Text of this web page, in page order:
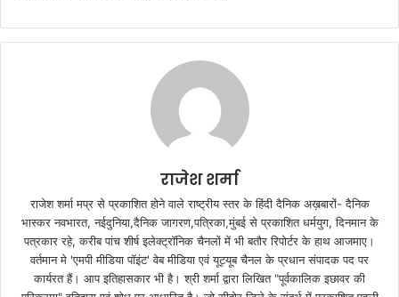
राजेश शर्मा
राजेश शर्मा मप्र से प्रकाशित होने वाले राष्ट्रीय स्तर के हिंदी दैनिक अख़बारों- दैनिक
भास्कर नवभारत, नईदुनिया,दैनिक जागरण,पत्रिका,मुंबई से प्रकाशित धर्मयुग, दिनमान के
पत्रकार रहे, करीब पांच शीर्ष इलेक्ट्रॉनिक चैनलों में भी बतौर रिपोर्टर के हाथ आजमाए।
वर्तमान मे 'एमपी मीडिया पॉइंट' वेब मीडिया एवं यूट्यूब चैनल के प्रधान संपादक पद पर
कार्यरत हैं। आप इतिहासकार भी है। श्री शर्मा द्वारा लिखित "पूर्वकालिक इछावर की